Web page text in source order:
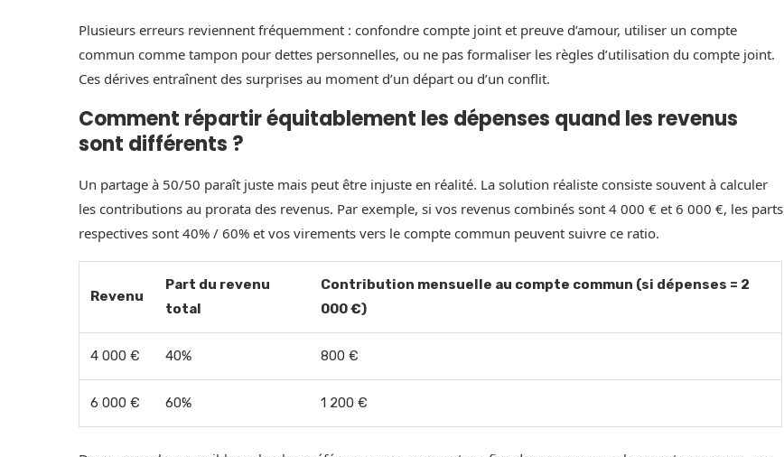
Plusieurs erreurs reviennent fréquemment : confondre compte joint et preuve d’amour, utiliser un compte
commun comme tampon pour dettes personnelles, ou ne pas formaliser les règles d’utilisation du compte joint.
Ces dérives entraînent des surprises au moment d’un départ ou d’un conflit.
Comment répartir équitablement les dépenses quand les revenus
sont différents ?
Un partage à 50/50 paraît juste mais peut être injuste en réalité. La solution réaliste consiste souvent à calculer
les contributions au prorata des revenus. Par exemple, si vos revenus combinés sont 4 000 € et 6 000 €, les parts
respectives sont 40% / 60% et vos virements vers le compte commun peuvent suivre ce ratio.
Revenu
Part du revenu
total
Contribution mensuelle au compte commun (si dépenses = 2
000 €)
4 000 € 40% 800 €
6 000 € 60% 1 200 €